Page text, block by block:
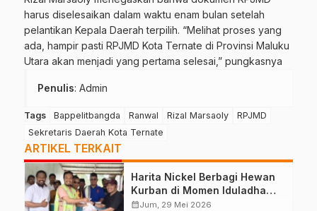
harus diselesaikan dalam waktu enam bulan setelah
pelantikan Kepala Daerah terpilih. “Melihat proses yang
ada, hampir pasti RPJMD Kota Ternate di Provinsi Maluku
Utara akan menjadi yang pertama selesai,” pungkasnya
Penulis: Admin
Tags Bappelitbangda Ranwal Rizal Marsaoly
RPJMD
Sekretaris Daerah Kota Ternate
ARTIKEL TERKAIT
Harita Nickel Berbagi Hewan
Kurban di Momen Iduladha
1447 H
calendar_monthJum, 29 Mei 2026